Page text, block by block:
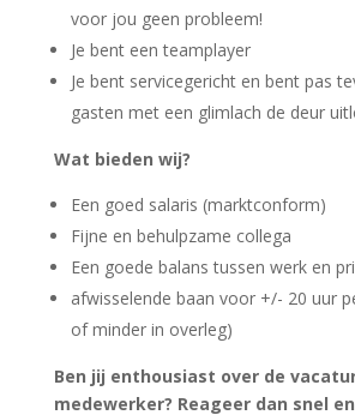
voor jou geen probleem!
Je bent een teamplayer
Je bent servicegericht en bent pas
gasten met een glimlach de deur
Wat bieden wij?
Een goed salaris (marktconform)
Fijne en behulpzame collega
Een goede balans tussen werk en
afwisselende baan voor +/- 20 uur
of minder in overleg)
Ben jij enthousiast over de
medewerker? Reageer dan snel